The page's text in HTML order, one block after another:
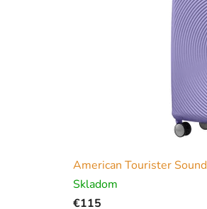
American Tourister
Skladom
€115